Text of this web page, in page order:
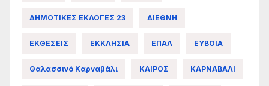
ΔΗΜΟΤΙΚΕΣ ΕΚΛΟΓΕΣ 23 ΔΙΕΘΝΗ
ΕΚΘΕΣΕΙΣ ΕΚΚΛΗΣΙΑ ΕΠΑΛ ΕΥΒΟΙΑ
Θαλασσινό Καρναβάλι ΚΑΙΡΟΣ ΚΑΡΝΑΒΑΛΙ